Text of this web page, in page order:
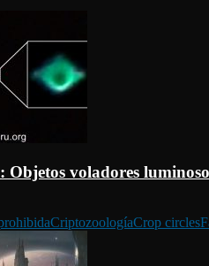
Objetos voladores
CriptozoologíaCrop circles